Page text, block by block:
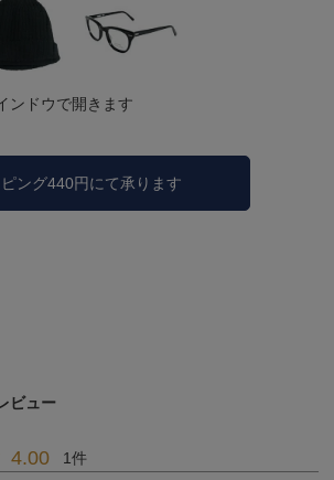
ンドウで開きます
ング440円にて承ります
ビュー
4.00 1